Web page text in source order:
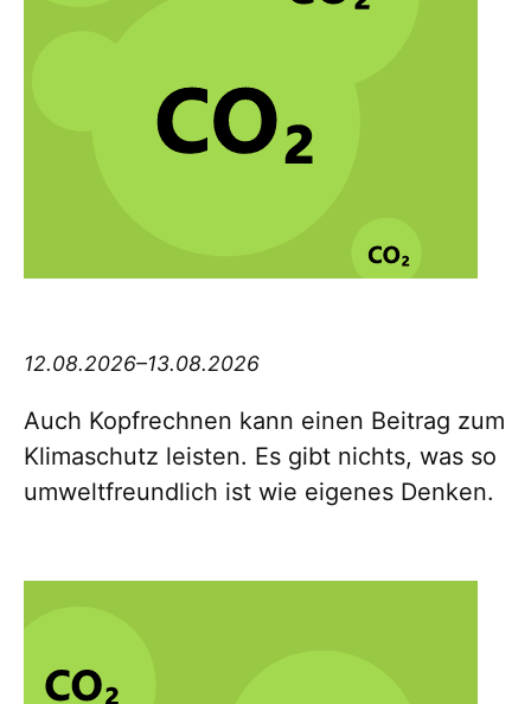
12.08.2026–13.08.2026
Auch Kopfrechnen kann einen Beitrag zum
Klimaschutz leisten. Es gibt nichts, was so
umweltfreundlich ist wie eigenes Denken.